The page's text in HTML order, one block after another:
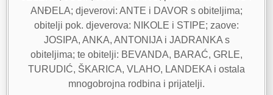
ANĐELA; djeverovi: ANTE i DAVOR s obiteljima;
obitelji pok. djeverova: NIKOLE i STIPE; zaove:
JOSIPA, ANKA, ANTONIJA i JADRANKA s
obiteljima; te obitelji: BEVANDA, BARAĆ, GRLE,
TURUDIĆ, ŠKARICA, VLAHO, LANDEKA i ostala
mnogobrojna rodbina i prijatelji.